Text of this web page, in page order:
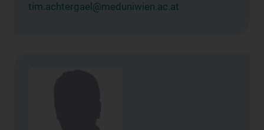
tim.achtergael@meduniwien.ac.at